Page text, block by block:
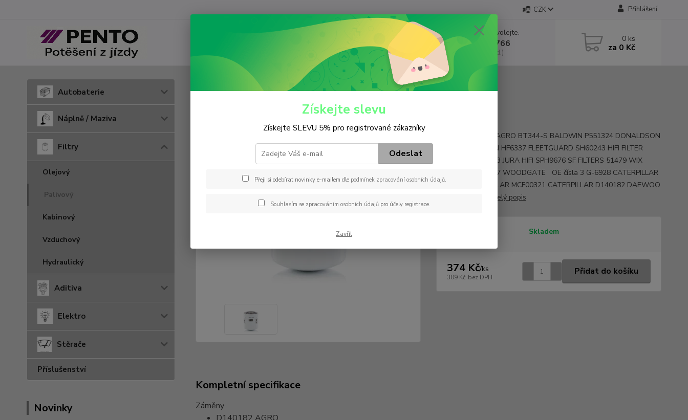
CZK Přihlášení
Nevíte si rady? Zavolejte.
+420 602 552 766
(Po-Pá, 6:30-15 hod.)
0 ks
za 0 Kč
Autobaterie
Náplně / Maziva
Filtry
Olejový
Palivový
Kabinový
Vzduchový
Hydraulický
Aditiva
Elektro
Stěrače
Příslušenství
Novinky
Palivový WD 10 016
Záměny D140182 AGRO BT344-S BALDWIN P551324 DONALDSON
D140182 DOOSAN HF6337 FLEETGUARD SH60243 HIFI FILTER
SPH9676 SH60243 JURA HIFI SPH9676 SF FILTERS 51479 WIX
FILTERS WGH 6337 WOODGATE OE čísla 3 G-6928 CATERPILLAR
4T7948 CATERPILLAR MCF00321 CATERPILLAR D140182 DAEWOO
celý popis
Skladem
374 Kč/ks
309 Kč bez DPH
Přidat do košíku
Kompletní specifikace
Záměny
Získejte slevu
Získejte SLEVU 5% pro registrované zákazníky
Odeslat
Přeji si odebírat novinky e-mailem dle podmínek zpracování osobních údajů.
Souhlasím se zpracováním osobních údajůpro účely registrace.
Zavřít